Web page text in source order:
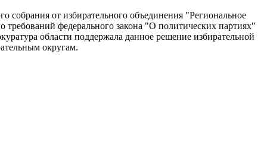
собрания от избирательного объединения "Региональное
федерального закона "О политических партиях"
области поддержала данное решение избирательной
округам.